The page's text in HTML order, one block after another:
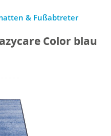
& Fußabtreter
Color blau